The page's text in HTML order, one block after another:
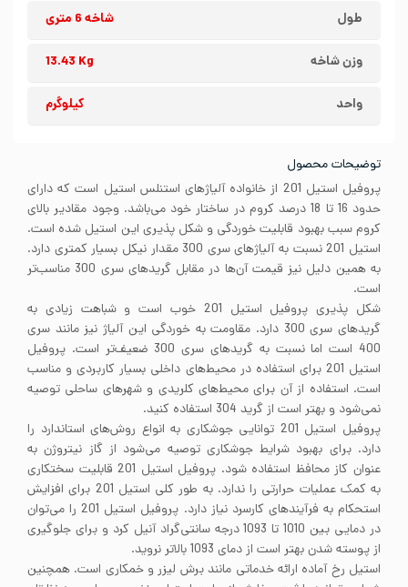
طول شاخه 6 متری
وزن شاخه 13.43 Kg
واحد کیلوگرم
توضیحات محصول
پروفیل استیل 201 از خانواده آلیاژهای استنلس استیل است که دارای
حدود 16 تا 18 درصد کروم در ساختار خود می‌باشد. وجود مقادیر بالای
کروم سبب بهبود قابلیت خوردگی و شکل پذیری این استیل شده است.
استیل 201 نسبت به آلیاژهای سری 300 مقدار نیکل بسیار کمتری دارد.
به همین دلیل نیز قیمت آن‌ها در مقابل گریدهای سری 300 مناسب‌تر
است.
شکل پذیری پروفیل استیل 201 خوب است و شباهت زیادی به
گریدهای سری 300 دارد. مقاومت به خوردگی این آلیاژ نیز مانند سری
400 است اما نسبت به گریدهای سری 300 ضعیف‌تر است. پروفیل
استیل 201 برای استفاده در محیط‌های داخلی بسیار کاربردی و مناسب
است. استفاده از آن برای محیط‌های کلریدی و شهرهای ساحلی توصیه
نمی‌شود و بهتر است از گرید 304 استفاده کنید.
پروفیل استیل 201 توانایی جوشکاری به انواع روش‌های استاندارد را
دارد. برای بهبود شرایط جوشکاری توصیه می‌شود از گاز نیتروژن به
عنوان کاز محافظ استفاده شود. پروفیل استیل 201 قابلیت سختکاری
به کمک عملیات حرارتی را ندارد. به طور کلی استیل 201 برای افزایش
استحکام به فرآیندهای کارسرد نیاز دارد. پروفیل استیل 201 را می‌توان
در دمایی بین 1010 تا 1093 درجه سانتی‌گراد آنیل کرد و برای جلوگیری
از پوسته شدن بهتر است از دمای 1093 بالاتر نروید.
استیل رخ آماده ارائه خدماتی مانند برش لیزر و خمکاری است. همچنین